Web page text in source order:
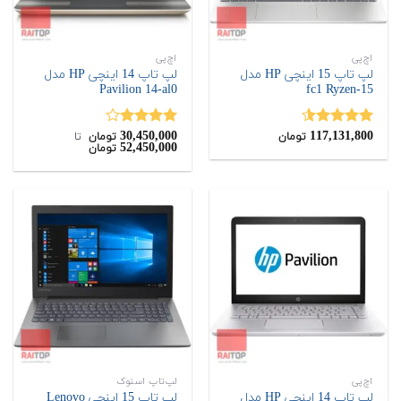
اچ‌پی
لپ تاپ 15 اینچی HP مدل
15-fc1 Ryzen
نمره4.50
117,131,800 تومان
اچ‌پی
لپ تاپ 14 اینچی HP مدل
Pavilion 14-al0
نمره
4.00از 5
30,450,000 تومان ‌ تا ‌
52,450,000 تومان
اچ‌پی
لپ تاپ 14 اینچی HP مدل
لپ‌تاپ استوک
لپ تاپ 15 اینچی Lenovo